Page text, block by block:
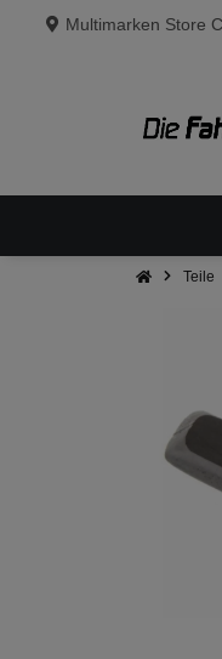
Multimarken Store
Teile